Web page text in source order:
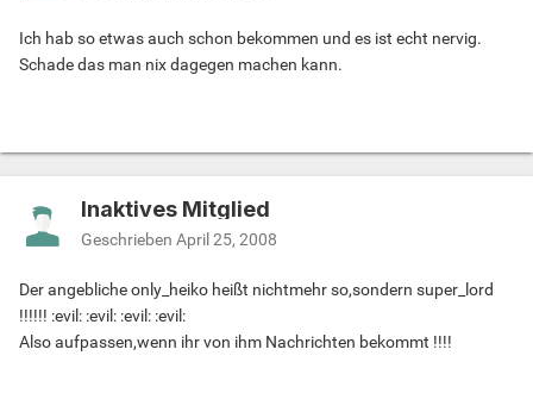
Ich hab so etwas auch schon bekommen und es ist echt nervig.
Schade das man nix dagegen machen kann.
Inaktives Mitglied
Geschrieben April 25, 2008
Der angebliche only_heiko heißt nichtmehr so,sondern super_lord
!!!!!! :evil: :evil: :evil: :evil:
Also aufpassen,wenn ihr von ihm Nachrichten bekommt !!!!